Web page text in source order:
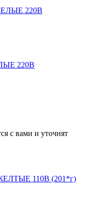
220В
с вами и уточнят